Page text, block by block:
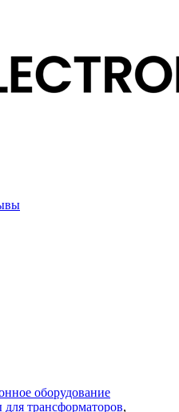
оборудование
трансформаторов,